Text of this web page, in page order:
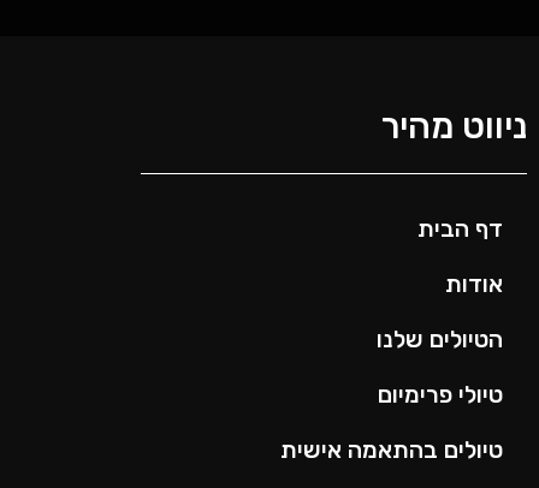
ניווט מהיר
דף הבית
אודות
הטיולים שלנו
טיולי פרימיום
טיולים בהתאמה אישית